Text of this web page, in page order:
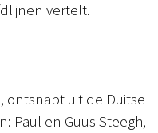
vertelt.
ontsnapt uit de Duitse
Paul en Guus Steegh,